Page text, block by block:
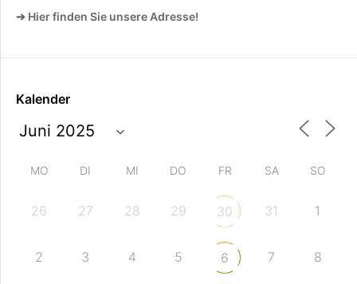
➔ Hier finden Sie unsere Adresse!
Kalender
MO DI MI DO FR SA SO
26 27 28 29 30 31 1
2 3 4 5 6 7 8